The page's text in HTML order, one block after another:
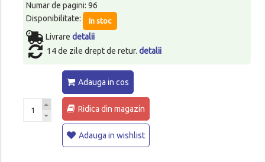
Numar de pagini: 96
Disponibilitate:
In stoc
Livrare detalii
14 de zile drept de retur. detalii
Adauga in cos
Ridica din magazin
Adauga in wishlist